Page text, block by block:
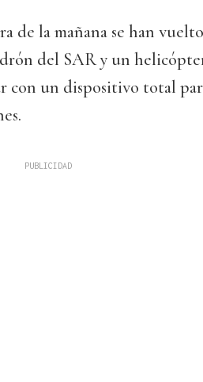
de la mañana se han
del SAR y un
con un dispositivo total